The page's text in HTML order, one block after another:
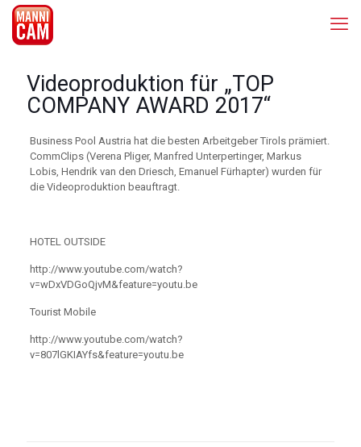
Videoproduktion für „TOP
COMPANY AWARD 2017“
Business Pool Austria hat die besten Arbeitgeber Tirols prämiert.
CommClips (Verena Pliger, Manfred Unterpertinger, Markus
Lobis, Hendrik van den Driesch, Emanuel Fürhapter) wurden für
die Videoproduktion beauftragt.
HOTEL OUTSIDE
http://www.youtube.com/watch?
v=wDxVDGoQjvM&feature=youtu.be
Tourist Mobile
http://www.youtube.com/watch?
v=807lGKIAYfs&feature=youtu.be